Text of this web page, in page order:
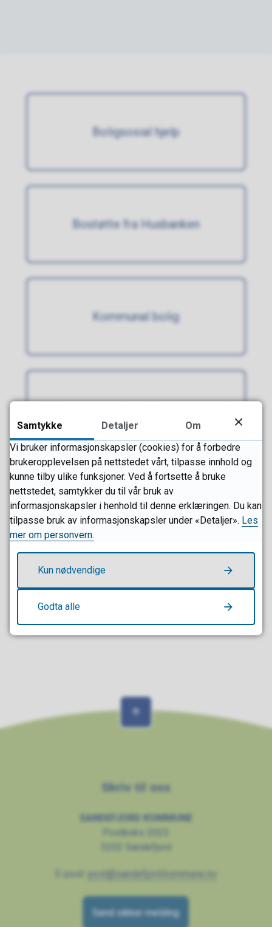
Boligsosial hjelp
Bostøtte fra Husbanken
Kommunal bolig
Startlån og tilskudd til bolig
Økonomisk sosialhjelp - hjelp til å
Skriv til oss
SANDEFJORD KOMMUNE
Postboks 2025
3202 Sandefjord
E-post: post@sandefjord.kommune.no
Send sikker melding
Samtykke Detaljer
Om
Vi bruker informasjonskapsler (cookies) for å forbedre
brukeropplevelsen på nettstedet vårt, tilpasse innhold og
kunne tilby ulike funksjoner. Ved å fortsette å bruke
nettstedet, samtykker du til vår bruk av
informasjonskapsler i henhold til denne erklæringen. Du kan
tilpasse bruk av informasjonskapsler under «Detaljer». Les
mer om personvern.
Kun nødvendige
Godta alle